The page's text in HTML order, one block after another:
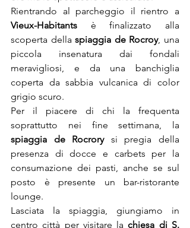
Vieux-Habitants è finalizzato alla
scoperta della spiaggia de Rocroy, una
piccola insenatura dai fondali
meravigliosi, e da una banchiglia
coperta da sabbia vulcanica di color
grigio scuro.
Per il piacere di chi la frequenta
spiaggia de Rocrory si pregia della
presenza di docce e carbets per la
consumazione dei pasti, anche se sul
posto è presente un bar-ristorante
lounge.
Lasciata la spiaggia, giungiamo in
centro città per visitare la chiesa di S.